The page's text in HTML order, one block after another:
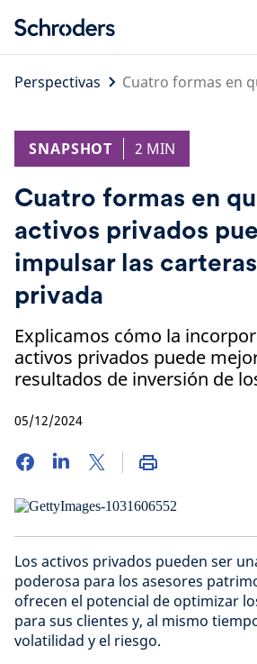
content
Perspectivas
Cuatro formas en
SNAPSHOT 2 MIN
Cuatro formas en
activos privados
impulsar las
privada
Explicamos cómo la
activos privados puede
resultados de inversión de
05/12/2024
Los activos privados pueden ser
poderosa para los asesores
ofrecen el potencial de optimizar
para sus clientes y, al mismo
volatilidad y el riesgo.